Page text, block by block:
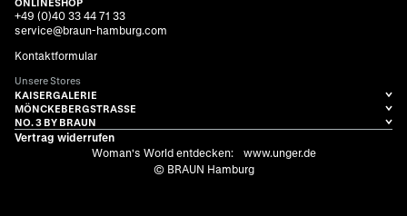
+49 (0)40 33 44 71 33
service@braun-hamburg.com
Kontaktformular
Unsere Stores
KAISERGALERIE
MÖNCKEBERGSTRASSE
NO. 3 BY BRAUN
Vertrag widerrufen
Woman's World entdecken:
www.unger.de
© BRAUN Hamburg